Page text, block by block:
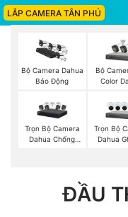
LẮP CAMERA TÂN PHÚ
Bộ Camera Dahua
Báo Động
Bộ
Color
Trọn Bộ Camera
Dahua Chống
Trọn Bộ
Dahua
ĐẦU